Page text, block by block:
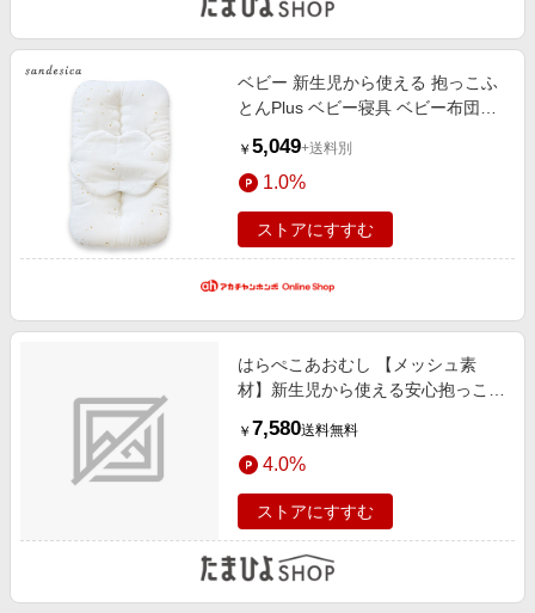
ベビー 新生児から使える 抱っこふ
とんPlus ベビー寝具 ベビー布団・
布団
￥ 5,049+送料別
1.0%
ストアにすすむ
はらぺこあおむし 【メッシュ素
材】新生児から使える安心抱っこふ
￥ 7,580送料無料
4.0%
ストアにすすむ